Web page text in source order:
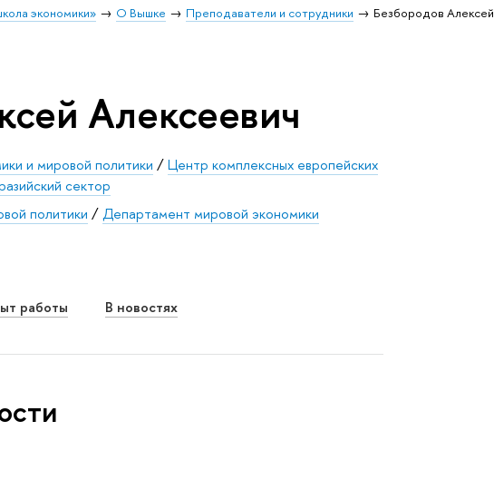
экономики» О Вышке Преподаватели и сотрудники
Безбородов Алексей
Алексеевич
и мировой политики /Центр комплексных европейских
сектор
политики /Департамент мировой экономики
работы В новостях